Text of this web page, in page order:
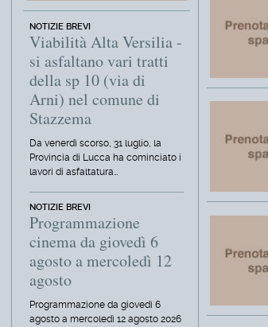
NOTIZIE BREVI
Viabilità Alta Versilia -
si asfaltano vari tratti
della sp 10 (via di
Arni) nel comune di
Stazzema
Da venerdì scorso, 31 luglio, la
Provincia di Lucca ha cominciato i
lavori di asfaltatura…
NOTIZIE BREVI
Programmazione
cinema da giovedì 6
agosto a mercoledì 12
agosto
Programmazione da giovedì 6
agosto a mercoledì 12 agosto 2026